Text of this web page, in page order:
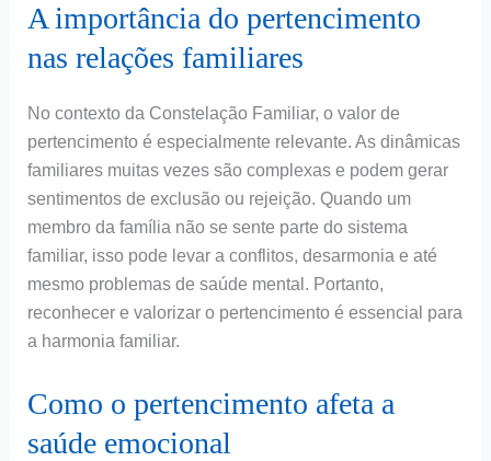
A importância do pertencimento
nas relações familiares
No contexto da Constelação Familiar, o valor de
pertencimento é especialmente relevante. As dinâmicas
familiares muitas vezes são complexas e podem gerar
sentimentos de exclusão ou rejeição. Quando um
membro da família não se sente parte do sistema
familiar, isso pode levar a conflitos, desarmonia e até
mesmo problemas de saúde mental. Portanto,
reconhecer e valorizar o pertencimento é essencial para
a harmonia familiar.
Como o pertencimento afeta a
saúde emocional